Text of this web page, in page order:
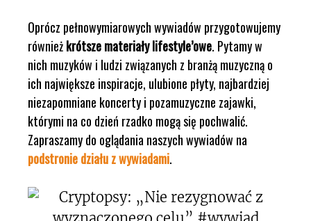
Oprócz pełnowymiarowych wywiadów przygotowujemy
równieżkrótsze materiały lifestyle’owe. Pytamy w
nich muzyków i ludzi związanych z branżą muzyczną o
ich największe inspiracje, ulubione płyty, najbardziej
niezapomniane koncerty i pozamuzyczne zajawki,
którymi na co dzień rzadko mogą się pochwalić.
Zapraszamy do oglądania naszych wywiadów na
podstronie działu z wywiadami.